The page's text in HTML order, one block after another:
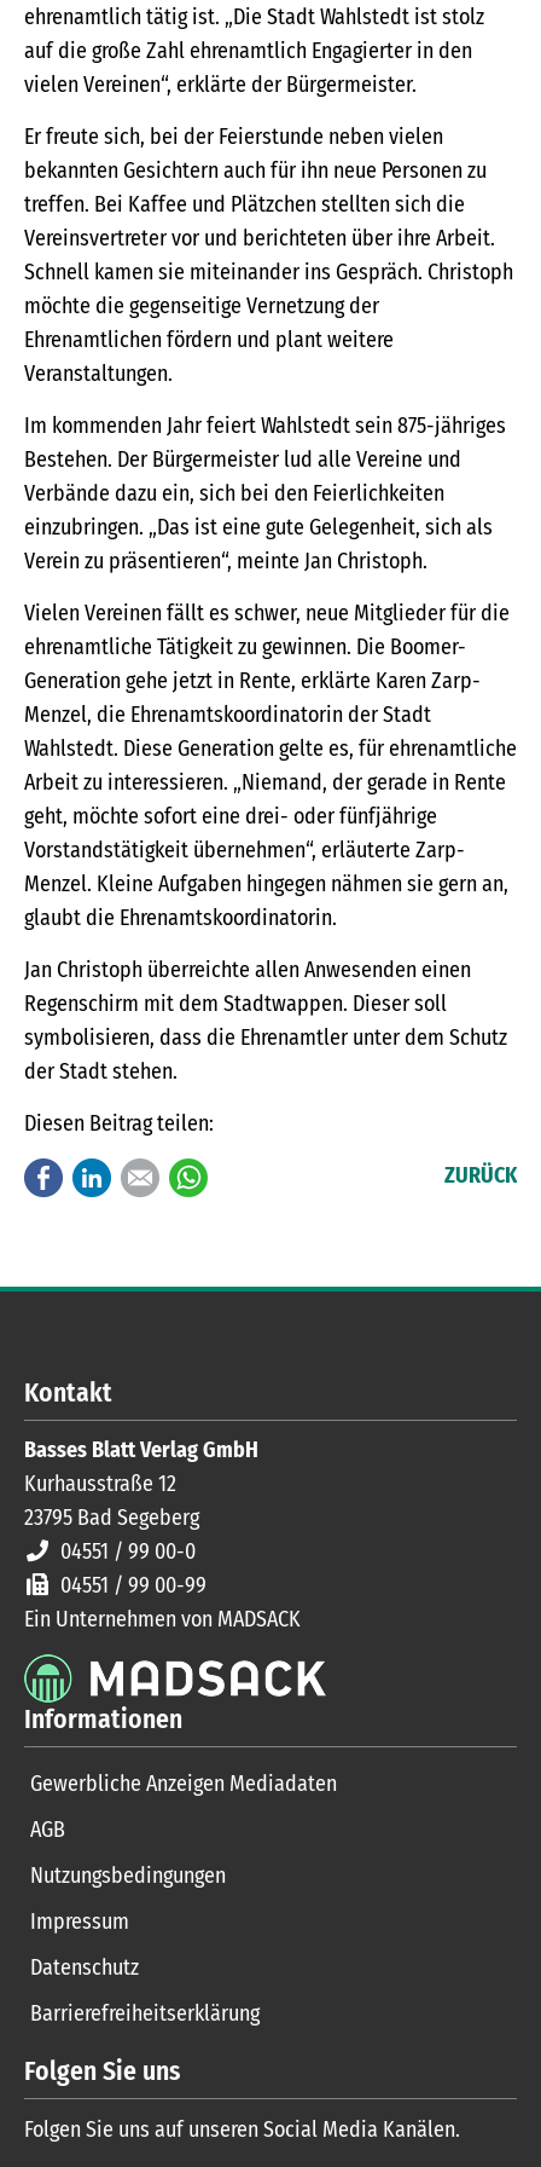
ehrenamtlich tätig ist. „Die Stadt Wahlstedt ist stolz
auf die große Zahl ehrenamtlich Engagierter in den
vielen Vereinen“, erklärte der Bürgermeister.
Er freute sich, bei der Feierstunde neben vielen
bekannten Gesichtern auch für ihn neue Personen zu
treffen. Bei Kaffee und Plätzchen stellten sich die
Vereinsvertreter vor und berichteten über ihre Arbeit.
Schnell kamen sie miteinander ins Gespräch. Christoph
möchte die gegenseitige Vernetzung der
Ehrenamtlichen fördern und plant weitere
Veranstaltungen.
Im kommenden Jahr feiert Wahlstedt sein 875-jähriges
Bestehen. Der Bürgermeister lud alle Vereine und
Verbände dazu ein, sich bei den Feierlichkeiten
einzubringen. „Das ist eine gute Gelegenheit, sich als
Verein zu präsentieren“, meinte Jan Christoph.
Vielen Vereinen fällt es schwer, neue Mitglieder für die
ehrenamtliche Tätigkeit zu gewinnen. Die Boomer-
Generation gehe jetzt in Rente, erklärte Karen Zarp-
Menzel, die Ehrenamtskoordinatorin der Stadt
Wahlstedt. Diese Generation gelte es, für ehrenamtliche
Arbeit zu interessieren. „Niemand, der gerade in Rente
geht, möchte sofort eine drei- oder fünfjährige
Vorstandstätigkeit übernehmen“, erläuterte Zarp-
Menzel. Kleine Aufgaben hingegen nähmen sie gern an,
glaubt die Ehrenamtskoordinatorin.
Jan Christoph überreichte allen Anwesenden einen
Regenschirm mit dem Stadtwappen. Dieser soll
symbolisieren, dass die Ehrenamtler unter dem Schutz
der Stadt stehen.
Diesen Beitrag teilen:
FacebookLinkedInE-mail ZURÜCK
Kontakt
Basses Blatt Verlag GmbH
Kurhausstraße 12
23795 Bad Segeberg
04551 / 99 00-0
04551 / 99 00-99
Ein Unternehmen von MADSACK
Informationen
Gewerbliche Anzeigen Mediadaten
AGB
Nutzungsbedingungen
Impressum
Datenschutz
Barrierefreiheitserklärung
Folgen Sie uns
Folgen Sie uns auf unseren Social Media Kanälen.